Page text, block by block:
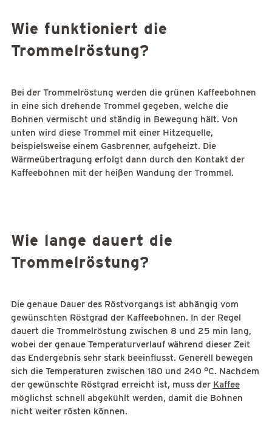
Wie funktioniert die
Trommelröstung?
Bei der Trommelröstung werden die grünen Kaffeebohnen
in eine sich drehende Trommel gegeben, welche die
Bohnen vermischt und ständig in Bewegung hält. Von
unten wird diese Trommel mit einer Hitzequelle,
beispielsweise einem Gasbrenner, aufgeheizt. Die
Wärmeübertragung erfolgt dann durch den Kontakt der
Kaffeebohnen mit der heißen Wandung der Trommel.
Wie lange dauert die
Trommelröstung?
Die genaue Dauer des Röstvorgangs ist abhängig vom
gewünschten Röstgrad der Kaffeebohnen. In der Regel
dauert die Trommelröstung zwischen 8 und 25 min lang,
wobei der genaue Temperaturverlauf während dieser Zeit
das Endergebnis sehr stark beeinflusst. Generell bewegen
sich die Temperaturen zwischen 180 und 240 °C. Nachdem
der gewünschte Röstgrad erreicht ist, muss der Kaffee
möglichst schnell abgekühlt werden, damit die Bohnen
nicht weiter rösten können.